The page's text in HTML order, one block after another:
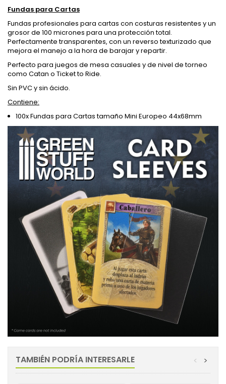
Fundas para Cartas
Fundas profesionales para cartas con costuras resistentes y un
grosor de 100 micrones para una protección total.
Perfectamente transparentes, con un reverso texturizado que
mejora el manejo a la hora de barajar y repartir.
Perfecto para juegos de mesa casuales y de nivel de torneo
como Catan o Ticket to Ride.
Sin PVC y sin ácido.
Contiene:
100x Fundas para Cartas tamaño Mini Europeo 44x68mm
TAMBIÉN PODRÍA INTERESARLE >
<